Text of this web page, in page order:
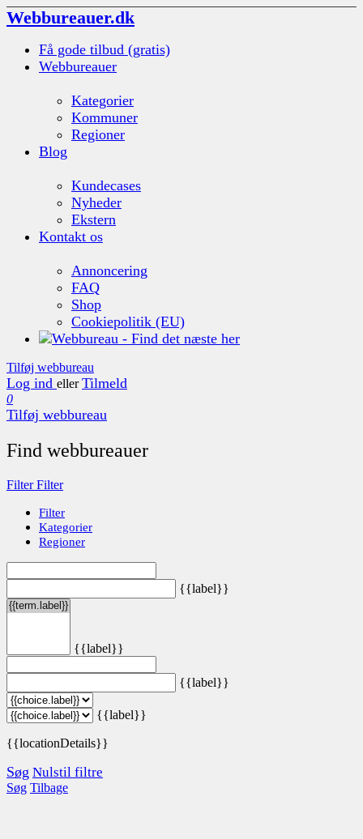
Webbureauer.dk
Få gode tilbud (gratis)
Webbureauer
Kategorier
Kommuner
Regioner
Blog
Kundecases
Nyheder
Ekstern
Kontakt os
Annoncering
FAQ
Shop
Cookiepolitik (EU)
Tilføj webbureau
Log ind eller Tilmeld
0
Tilføj webbureau
Find webbureauer
FilterFilter
Filter
Kategorier
Regioner
{{label}}
{{label}}
{{label}}
{{label}}
{{locationDetails}}
Søg Nulstil filtre
Søg Tilbage